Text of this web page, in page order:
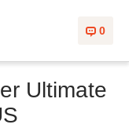
0
Ultimate